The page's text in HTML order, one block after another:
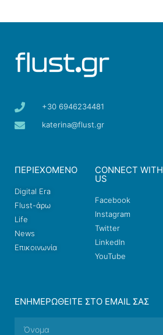
+30 6946234481
katerina@flust.gr
ΠΕΡΙΕΧΟΜΕΝΟ
Digital Era
Flust-άρω
Life
News
Επικοινωνία
CONNECT WITH
US
Facebook
Instagram
Twitter
LinkedIn
YouTube
ΕΝΗΜΕΡΩΘΕΊΤΕ ΣΤΟ EMAIL ΣΑΣ